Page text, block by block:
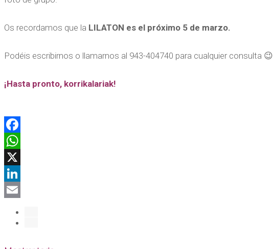
Os recordamos que la LILATON es el próximo 5 de marzo.
Podéis escribirnos o llamarnos al 943-404740 para cualquier consulta 😉
¡Hasta pronto, korrikalariak!
Facebook
WhatsApp
X
LinkedIn